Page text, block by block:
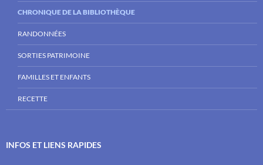
CHRONIQUE DE LA BIBLIOTHÈQUE
RANDONNÉES
SORTIES PATRIMOINE
FAMILLES ET ENFANTS
RECETTE
INFOS ET LIENS RAPIDES